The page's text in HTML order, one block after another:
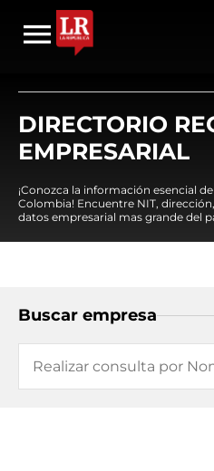
DIRECTORIO
EMPRESARIAL
¡Conozca la información esencial
Colombia! Encuentre NIT,
datos empresarial mas grande del
Buscar empresa